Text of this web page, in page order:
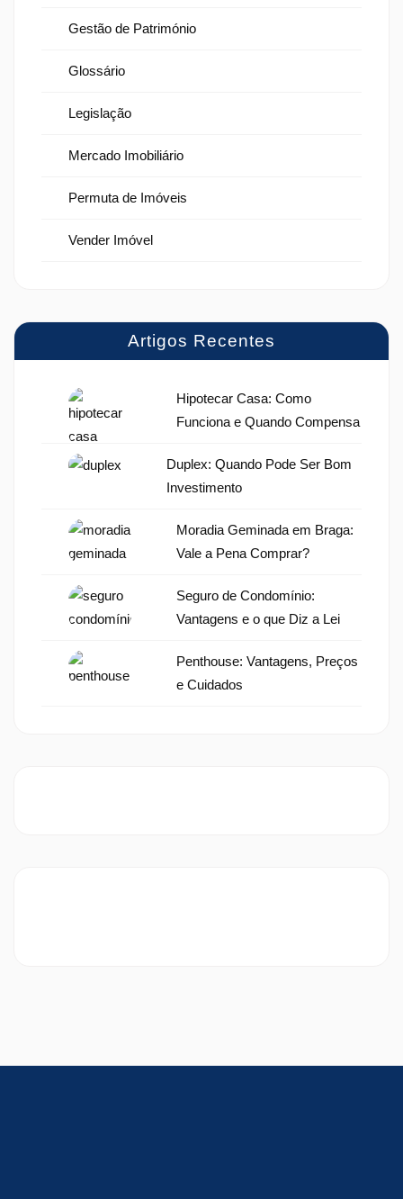
Gestão de Património
Glossário
Legislação
Mercado Imobiliário
Permuta de Imóveis
Vender Imóvel
Artigos Recentes
Hipotecar Casa: Como
Funciona e Quando Compensa
Duplex: Quando Pode Ser Bom
Investimento
Moradia Geminada em Braga:
Vale a Pena Comprar?
Seguro de Condomínio:
Vantagens e o que Diz a Lei
Penthouse: Vantagens, Preços
e Cuidados